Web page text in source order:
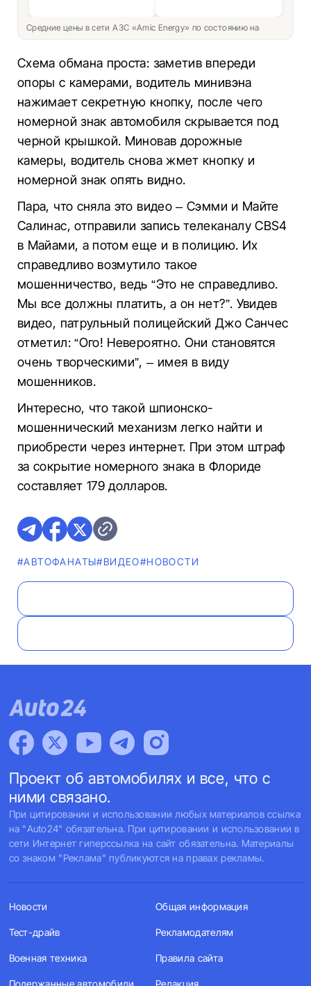
Средние цены в сети АЗС «Amic Energy» по состоянию на
Схема обмана проста: заметив впереди
опоры с камерами, водитель минивэна
нажимает секретную кнопку, после чего
номерной знак автомобиля скрывается под
черной крышкой. Миновав дорожные
камеры, водитель снова жмет кнопку и
номерной знак опять видно.
Пара, что сняла это видео – Сэмми и Майте
Салинас, отправили запись телеканалу CBS4
в Майами, а потом еще и в полицию. Их
справедливо возмутило такое
мошенничество, ведь “Это не справедливо.
Мы все должны платить, а он нет?”. Увидев
видео, патрульный полицейский Джо Санчес
отметил: “Ого! Невероятно. Они становятся
очень творческими”, – имея в виду
мошенников.
Интересно, что такой шпионско-
мошеннический механизм легко найти и
приобрести через интернет. При этом штраф
за сокрытие номерного знака в Флориде
составляет 179 долларов.
#AВТОФАНАТЫ#ВИДЕО#НОВОСТИ
Проект об автомобилях и все, что с
ними связано.
При цитировании и использовании любых материалов ссылка
на "Auto24" обязательна. При цитировании и использовании в
сети Интернет гиперссылка на сайт обязательна. Материалы
со знаком "Реклама" публикуются на правах рекламы.
Новости
Тест-драйв
Военная техника
Подержанные автомобили
Общая информация
Рекламодателям
Правила сайта
Редакция